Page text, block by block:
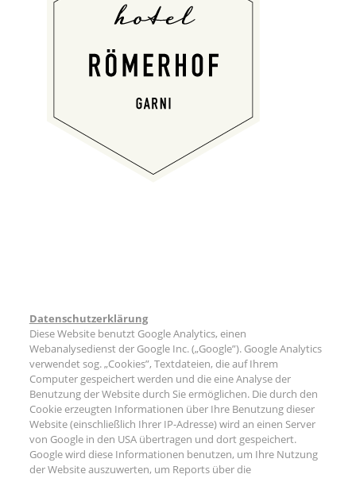
Datenschutzerklärung
Diese Website benutzt Google Analytics, einen
Webanalysedienst der Google Inc. („Google”). Google Analytics
verwendet sog. „Cookies”, Textdateien, die auf Ihrem
Computer gespeichert werden und die eine Analyse der
Benutzung der Website durch Sie ermöglichen. Die durch den
Cookie erzeugten Informationen über Ihre Benutzung dieser
Website (einschließlich Ihrer IP-Adresse) wird an einen Server
von Google in den USA übertragen und dort gespeichert.
Google wird diese Informationen benutzen, um Ihre Nutzung
der Website auszuwerten, um Reports über die